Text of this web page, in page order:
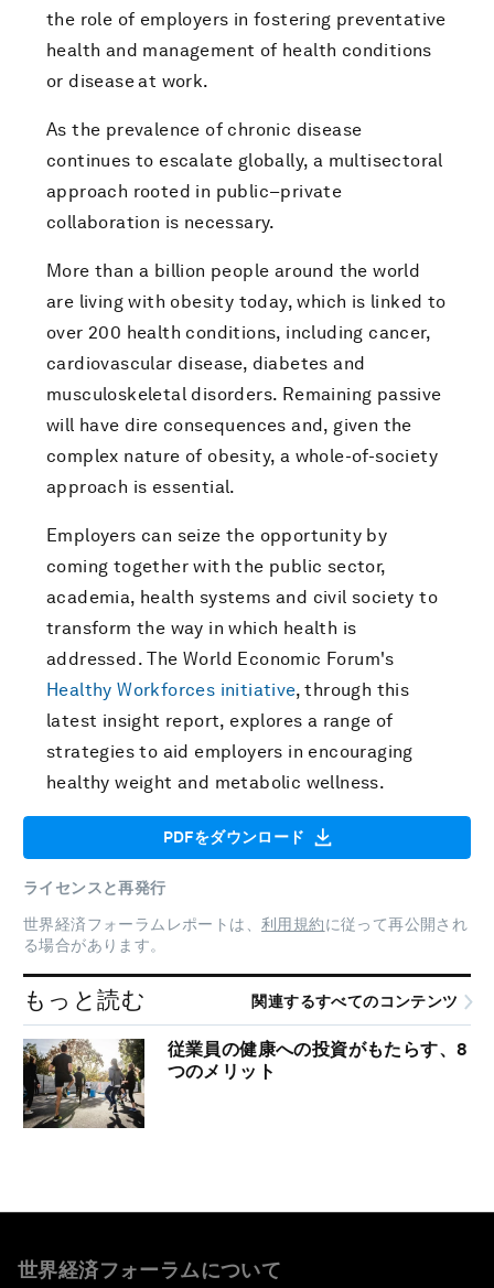
the role of employers in fostering preventative
health and management of health conditions
or diseaseat work.
As the prevalence of chronic disease
continues to escalate globally, a multisectoral
approach rooted in public–private
collaboration is necessary.
More than a billion people around the world
are living with obesity today, which is linked to
over 200 health conditions, including cancer,
cardiovascular disease, diabetes and
musculoskeletal disorders. Remaining passive
will have dire consequences and, given the
complex nature of obesity, a whole-of-society
approach is essential.
Employers can seize the opportunity by
coming together with the public sector,
academia, health systems and civil society to
transform the way in which health is
addressed. The World Economic Forum's
Healthy Workforces initiative, through this
latest insight report, explores a range of
strategies to aid employers in encouraging
healthy weight and metabolic wellness.
PDFをダウンロード
ライセンスと再発行
世界経済フォーラムレポートは、 利用規約に従って再公開され
る場合があります。
もっと読む 関連するすべてのコンテンツ
従業員の健康への投資がもたらす、8
つのメリット
世界経済フォーラムについて